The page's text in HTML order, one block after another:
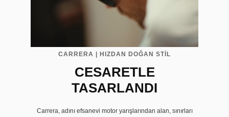
CARRERA | HIZDAN DOĞAN STİL
CESARETLE
TASARLANDI
Carrera, adını efsanevi motor yarışlarından alan, sınırları